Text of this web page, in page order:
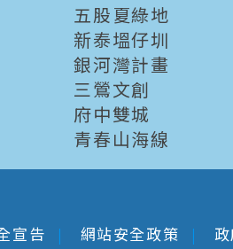
五股夏綠地
新泰塭仔圳
銀河灣計畫
三鶯文創
府中雙城
青春山海線
宣告
網站安全政策